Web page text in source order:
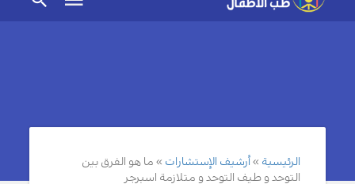
الرئيسية أرشيف الإستشارات
ما هو الفرق بين
التوحد و طيف التوحد و متلازمة اسبرجر